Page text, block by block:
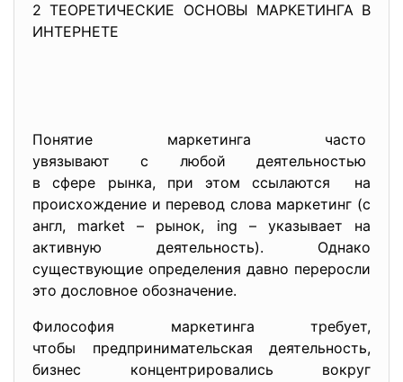
2 ТЕОРЕТИЧЕСКИЕ ОСНОВЫ МАРКЕТИНГА В
ИНТЕРНЕТЕ
Понятие маркетинга часто
увязывают с любой деятельностью
в сфере рынка, при этом ссылаются на
происхождение и перевод слова маркетинг (с
англ, market – рынок, ing – указывает на
активную деятельность). Однако
существующие определения давно переросли
это дословное обозначение.
Философия маркетинга требует,
чтобы предпринимательская деятельность,
бизнес концентрировались вокруг